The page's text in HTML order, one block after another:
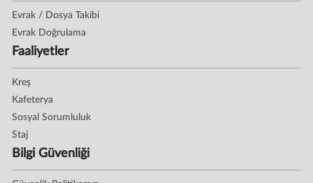
Evrak / Dosya Takibi
Evrak Doğrulama
Faaliyetler
Kreş
Kafeterya
Sosyal Sorumluluk
Staj
Bilgi Güvenliği